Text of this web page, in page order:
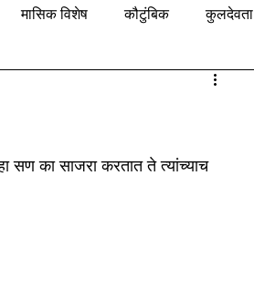
मासिक विशेष कौटुंबिक कुलदेवता
सण का साजरा करतात ते त्यांच्याच